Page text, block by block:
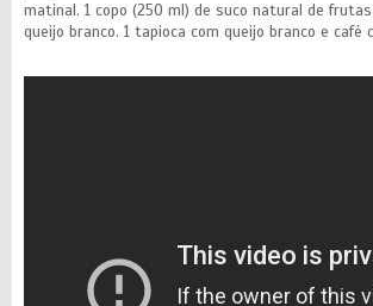
matinal. 1 copo (250 ml) de suco natural de
queijo branco. 1 tapioca com queijo branco e café